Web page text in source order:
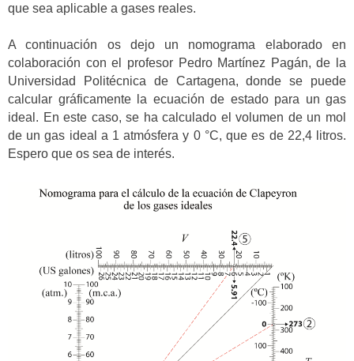
que sea aplicable a gases reales.
A continuación os dejo un nomograma elaborado en
colaboración con el profesor Pedro Martínez Pagán, de la
Universidad Politécnica de Cartagena, donde se puede
calcular gráficamente la ecuación de estado para un gas
ideal. En este caso, se ha calculado el volumen de un mol
de un gas ideal a 1 atmósfera y 0 °C, que es de 22,4 litros.
Espero que os sea de interés.